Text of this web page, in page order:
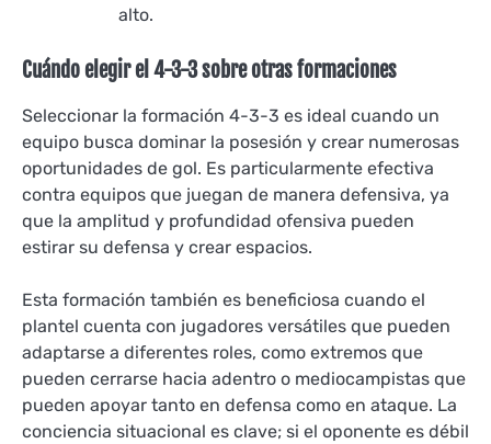
alto.
Cuándo elegir el 4-3-3 sobre otras formaciones
Seleccionar la formación 4-3-3 es ideal cuando un
equipo busca dominar la posesión y crear numerosas
oportunidades de gol. Es particularmente efectiva
contra equipos que juegan de manera defensiva, ya
que la amplitud y profundidad ofensiva pueden
estirar su defensa y crear espacios.
Esta formación también es beneficiosa cuando el
plantel cuenta con jugadores versátiles que pueden
adaptarse a diferentes roles, como extremos que
pueden cerrarse hacia adentro o mediocampistas que
pueden apoyar tanto en defensa como en ataque. La
conciencia situacional es clave; si el oponente es débil